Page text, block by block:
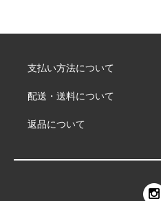
支払い方法について
配送・送料について
返品について